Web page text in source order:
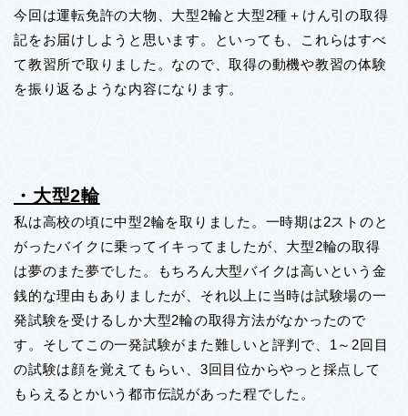
今回は運転免許の大物、大型2輪と大型2種＋けん引の取得
記をお届けしようと思います。といっても、これらはすべ
て教習所で取りました。なので、取得の動機や教習の体験
を振り返るような内容になります。
・大型2輪
私は高校の頃に中型2輪を取りました。一時期は2ストのと
がったバイクに乗ってイキってましたが、大型2輪の取得
は夢のまた夢でした。もちろん大型バイクは高いという金
銭的な理由もありましたが、それ以上に当時は試験場の一
発試験を受けるしか大型2輪の取得方法がなかったので
す。そしてこの一発試験がまた難しいと評判で、1～2回目
の試験は顔を覚えてもらい、3回目位からやっと採点して
もらえるとかいう都市伝説があった程でした。